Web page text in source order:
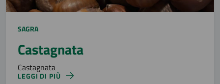
SAGRA
Castagnata
Castagnata
LEGGI DI PIÙ